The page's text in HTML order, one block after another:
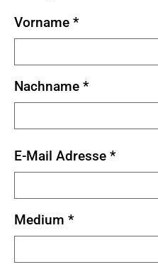
Vorname *
Nachname *
E-Mail Adresse *
Medium *